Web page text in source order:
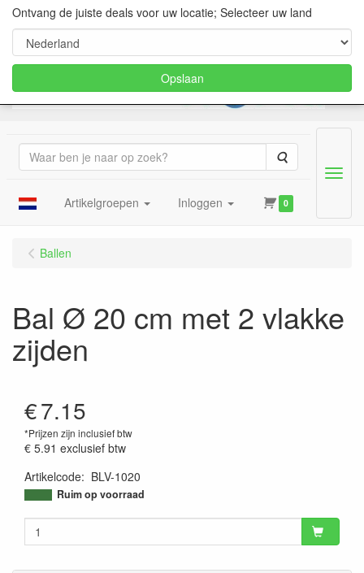
Zoeken
Artikelgroepen Inloggen 0
Menu
Ballen
Bal Ø 20 cm met 2 vlakke
zijden
€7.15
*Prijzen zijn inclusief btw
€ 5.91 exclusief btw
Artikelcode: BLV-1020
9504694979525
Ruim op voorraad
Ontvang de juiste deals voor uw locatie; Selecteer uw land
Opslaan